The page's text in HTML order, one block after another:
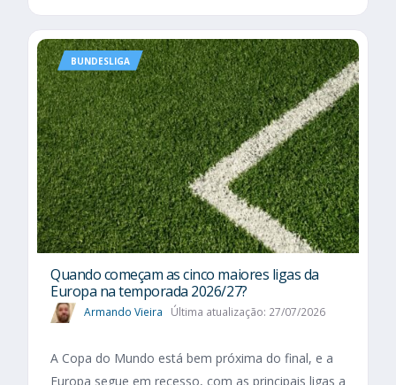
BUNDESLIGA
Quando começam as cinco maiores ligas da
Europa na temporada 2026/27?
Armando Vieira Última atualização: 27/07/2026
A Copa do Mundo está bem próxima do final, e a
Europa segue em recesso, com as principais ligas a